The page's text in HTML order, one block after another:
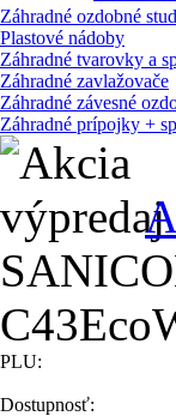
Záhradné ozdobné
Plastové nádoby
Záhradné tvarovky a
Záhradné zavlažovače
Záhradné závesné
Záhradné prípojky +
PLU:
Dostupnosť: